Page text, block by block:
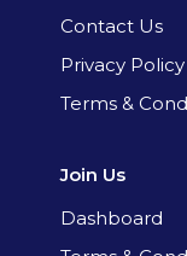
Contact Us
Privacy Policy
Terms &
Join Us
Dashboard